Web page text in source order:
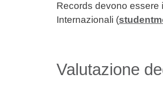
Records devono essere
Internazionali (
Valutazione